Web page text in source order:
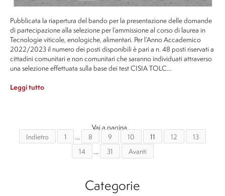
Pubblicata la riapertura del bando per la presentazione delle domande
di partecipazione alla selezione per l’ammissione al corso di laurea in
Tecnologie viticole, enologiche, alimentari. Per l’Anno Accademico
2022/2023 il numero dei posti disponibili è pari a n. 48 posti riservati a
cittadini comunitari e non comunitari che saranno individuati attraverso
una selezione effettuata sulla base dei test CISIA TOLC…
Leggi tutto
Vai a pagina
Indietro
1 … 8 9 10 11 12
13
14
… 31 Avanti
Categorie